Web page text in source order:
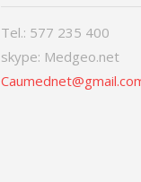
Tel.: 577 235 400
skype: Medgeo.net